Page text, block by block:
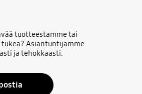
tuotteestamme tai
Asiantuntijamme
ja tehokkaasti.